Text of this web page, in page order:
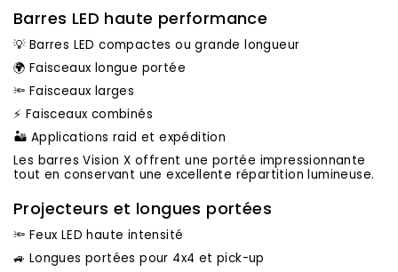
Barres LED haute performance
💡 Barres LED compactes ou grande longueur
🌍 Faisceaux longue portée
🔦 Faisceaux larges
⚡ Faisceaux combinés
🏜️ Applications raid et expédition
Les barres Vision X offrent une portée impressionnante
tout en conservant une excellente répartition lumineuse.
Projecteurs et longues portées
🔦 Feux LED haute intensité
🚙 Longues portées pour 4x4 et pick-up